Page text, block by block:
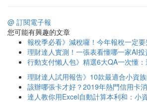
@ 訂閱電子報
您可能有興趣的文章
報稅季必看》減稅囉！今年報稅一定
理財達人實測！一張表看懂哪一家AI投
行動支付懶人包》精選6大QA一次懂：
理財達人試用報告》10款最適合小資
該辦哪張卡才好？2019年熱門信用卡
達人教你用Excel自動計算本利和：小